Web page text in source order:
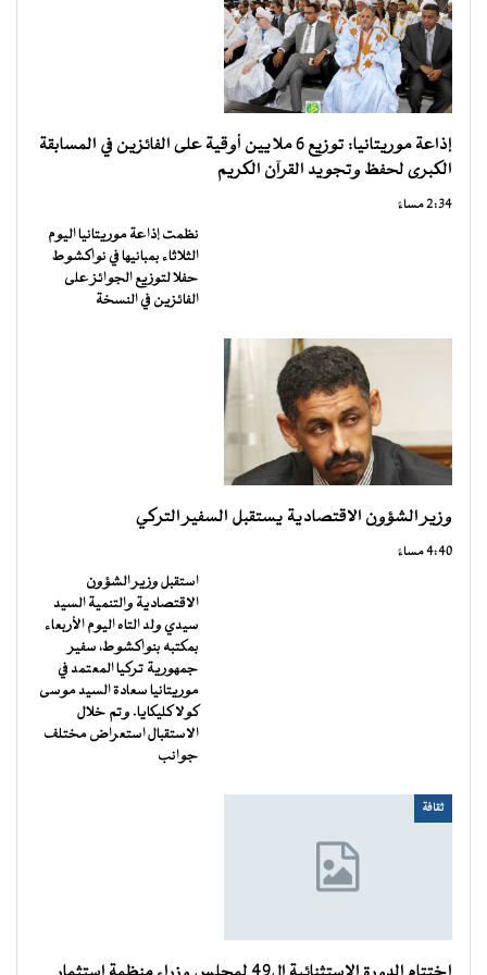
إذاعة موريتانيا: توزيع 6 ملايين أوقية على الفائزين في المسابقة
الكبرى لحفظ وتجويد القرآن الكريم
2:34 مساءً
نظمت إذاعة موريتانيا اليوم
الثلاثاء بمبانيها في نواكشوط
حفلا لتوزيع الجوائز على
الفائزين في النسخة
وزير الشؤون الاقتصادية يستقبل السفير التركي
4:40 مساءً
استقبل وزير الشؤون
الاقتصادية والتنمية السيد
سيدي ولد التاه اليوم الأربعاء
بمكتبه بنواكشوط، سفير
جمهورية تركيا المعتمد في
موريتانيا سعادة السيد موسى
كولا كليكايا. وتم خلال
الاستقبال استعراض مختلف
جوانب
ثقافة